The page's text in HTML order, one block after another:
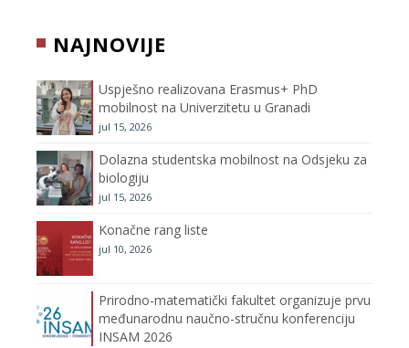
o
o
k
e
r
r
e
e
NAJNOVIJE
Uspješno realizovana Erasmus+ PhD
mobilnost na Univerzitetu u Granadi
jul 15, 2026
Dolazna studentska mobilnost na Odsjeku za
biologiju
jul 15, 2026
Konačne rang liste
jul 10, 2026
Prirodno-matematički fakultet organizuje prvu
međunarodnu naučno-stručnu konferenciju
INSAM 2026